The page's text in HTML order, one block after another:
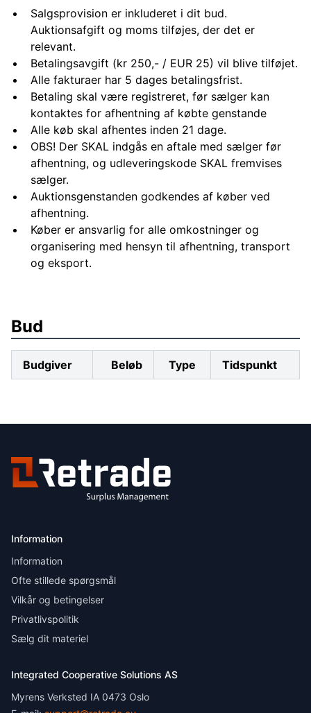
Salgsprovision er inkluderet i dit bud.
Auktionsafgift og moms tilføjes, der det er
relevant.
Betalingsavgift (kr 250,- / EUR 25) vil blive tilføjet.
Alle fakturaer har 5 dages betalingsfrist.
Betaling skal være registreret, før sælger kan
kontaktes for afhentning af købte genstande
Alle køb skal afhentes inden 21 dage.
OBS! Der SKAL indgås en aftale med sælger før
afhentning, og udleveringskode SKAL fremvises
sælger.
Auktionsgenstanden godkendes af køber ved
afhentning.
Køber er ansvarlig for alle omkostninger og
organisering med hensyn til afhentning, transport
og eksport.
Bud
Budgiver Beløb Type Tidspunkt
Information
Information
Ofte stillede spørgsmål
Vilkår og betingelser
Privatlivspolitik
Sælg dit materiel
Integrated Cooperative Solutions AS
Myrens Verksted IA 0473 Oslo